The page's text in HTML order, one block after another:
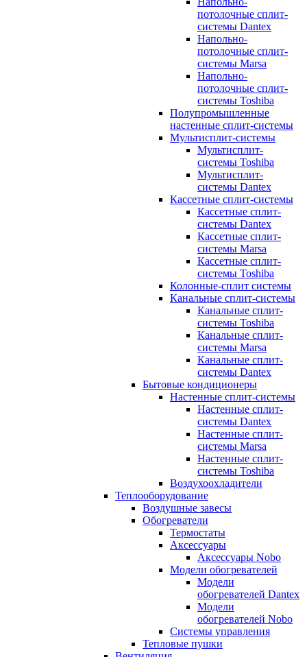
потолочные сплит-
системы Dantex
Напольно-
потолочные сплит-
системы Marsa
Напольно-
потолочные сплит-
системы Toshiba
Полупромышленные
настенные сплит-системы
Мультисплит-системы
Мультисплит-
системы Toshiba
Мультисплит-
системы Dantex
Кассетные сплит-системы
Кассетные сплит-
системы Dantex
Кассетные сплит-
системы Marsa
Кассетные сплит-
системы Toshiba
Колонные-сплит системы
Канальные сплит-системы
Канальные сплит-
системы Toshiba
Канальные сплит-
системы Marsa
Канальные сплит-
системы Dantex
Бытовые кондиционеры
Настенные сплит-системы
Настенные сплит-
системы Dantex
Настенные сплит-
системы Marsa
Настенные сплит-
системы Toshiba
Воздухоохладители
Теплооборудование
Воздушные завесы
Обогреватели
Термостаты
Аксессуары
Аксессуары Nobo
Модели обогревателей
Модели
обогревателей Dantex
Модели
обогревателей Nobo
Системы управления
Тепловые пушки